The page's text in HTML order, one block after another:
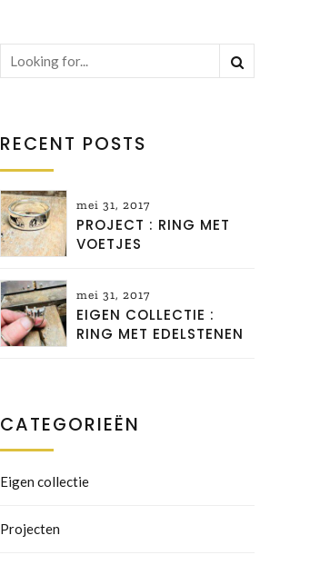
RECENT POSTS
mei 31, 2017
PROJECT : RING MET
VOETJES
mei 31, 2017
EIGEN COLLECTIE :
RING MET EDELSTENEN
CATEGORIEËN
Eigen collectie
Projecten